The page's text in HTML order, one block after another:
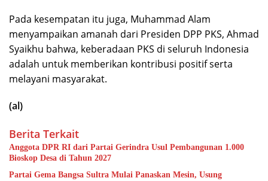
Pada kesempatan itu juga, Muhammad Alam
menyampaikan amanah dari Presiden DPP PKS, Ahmad
Syaikhu bahwa, keberadaan PKS di seluruh Indonesia
adalah untuk memberikan kontribusi positif serta
melayani masyarakat.
(al)
Berita Terkait
Anggota DPR RI dari Partai Gerindra Usul Pembangunan 1.000
Bioskop Desa di Tahun 2027
Partai Gema Bangsa Sultra Mulai Panaskan Mesin, Usung